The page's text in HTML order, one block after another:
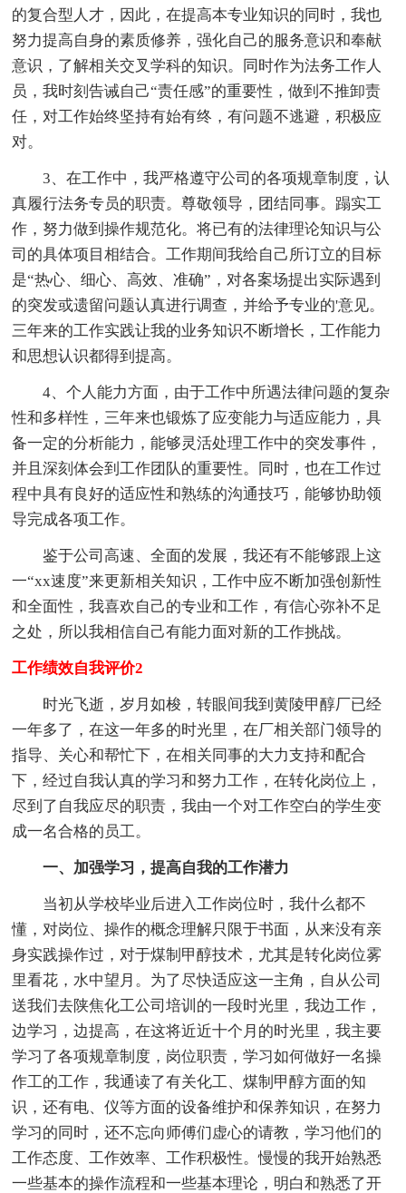
的复合型人才，因此，在提高本专业知识的同时，我也
努力提高自身的素质修养，强化自己的服务意识和奉献
意识，了解相关交叉学科的知识。同时作为法务工作人
员，我时刻告诫自己“责任感”的重要性，做到不推卸责
任，对工作始终坚持有始有终，有问题不逃避，积极应
对。
3、在工作中，我严格遵守公司的各项规章制度，认
真履行法务专员的职责。尊敬领导，团结同事。蹋实工
作，努力做到操作规范化。将已有的法律理论知识与公
司的具体项目相结合。工作期间我给自己所订立的目标
是“热心、细心、高效、准确”，对各案场提出实际遇到
的突发或遗留问题认真进行调查，并给予专业的'意见。
三年来的工作实践让我的业务知识不断增长，工作能力
和思想认识都得到提高。
4、个人能力方面，由于工作中所遇法律问题的复杂
性和多样性，三年来也锻炼了应变能力与适应能力，具
备一定的分析能力，能够灵活处理工作中的突发事件，
并且深刻体会到工作团队的重要性。同时，也在工作过
程中具有良好的适应性和熟练的沟通技巧，能够协助领
导完成各项工作。
鉴于公司高速、全面的发展，我还有不能够跟上这
一“xx速度”来更新相关知识，工作中应不断加强创新性
和全面性，我喜欢自己的专业和工作，有信心弥补不足
之处，所以我相信自己有能力面对新的工作挑战。
工作绩效自我评价2
时光飞逝，岁月如梭，转眼间我到黄陵甲醇厂已经
一年多了，在这一年多的时光里，在厂相关部门领导的
指导、关心和帮忙下，在相关同事的大力支持和配合
下，经过自我认真的学习和努力工作，在转化岗位上，
尽到了自我应尽的职责，我由一个对工作空白的学生变
成一名合格的员工。
一、加强学习，提高自我的工作潜力
当初从学校毕业后进入工作岗位时，我什么都不
懂，对岗位、操作的概念理解只限于书面，从来没有亲
身实践操作过，对于煤制甲醇技术，尤其是转化岗位雾
里看花，水中望月。为了尽快适应这一主角，自从公司
送我们去陕焦化工公司培训的一段时光里，我边工作，
边学习，边提高，在这将近近十个月的时光里，我主要
学习了各项规章制度，岗位职责，学习如何做好一名操
作工的工作，我通读了有关化工、煤制甲醇方面的知
识，还有电、仪等方面的设备维护和保养知识，在努力
学习的同时，还不忘向师傅们虚心的请教，学习他们的
工作态度、工作效率、工作积极性。慢慢的我开始熟悉
一些基本的操作流程和一些基本理论，明白和熟悉了开